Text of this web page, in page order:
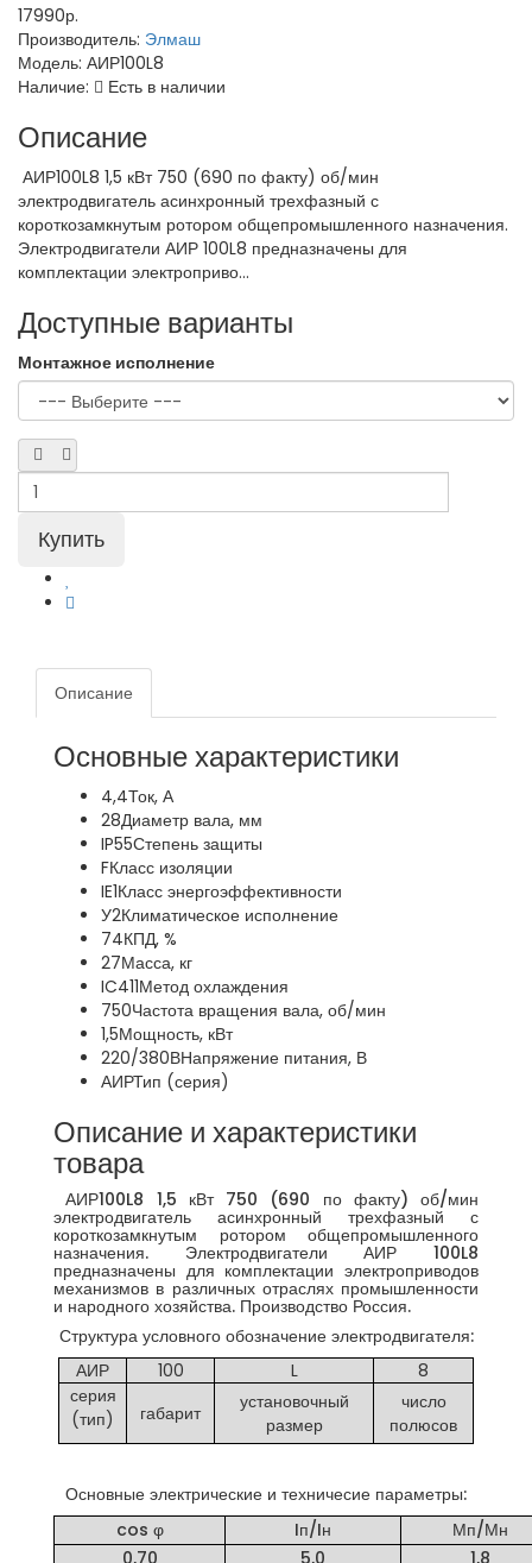
17990р.
Производитель: Элмаш
Модель: АИР100L8
Наличие:
Есть в наличии
Описание
АИР100L8 1,5 кВт 750 (690 по факту) об/мин
электродвигатель асинхронный трехфазный с
короткозамкнутым ротором общепромышленного назначения.
Электродвигатели АИР 100L8 предназначены для
комплектации электроприво...
Доступные варианты
Монтажное исполнение
Описание
Основные характеристики
4,4Ток, А
28Диаметр вала, мм
IP55Степень защиты
FКласс изоляции
IE1Класс энергоэффективности
У2Климатическое исполнение
74КПД, %
27Масса, кг
IC411Метод охлаждения
750Частота вращения вала, об/мин
1,5Мощность, кВт
220/380ВНапряжение питания, В
АИРТип (серия)
Описание и характеристики
товара
АИР100L8 1,5 кВт 750 (690 по факту) об/мин
электродвигатель асинхронный трехфазный с
короткозамкнутым ротором общепромышленного
назначения. Электродвигатели АИР 100L8
предназначены для комплектации электроприводов
механизмов в различных отраслях промышленности
и народного хозяйства. Производство Россия.
Структура условного обозначение электродвигателя:
АИР
100 L
8
серия
(тип)
габарит
установочный
размер
число
полюсов
Основные электрические и техничесие параметры:
cos φ
Iп/Iн
Мп/Мн
0,70
5,0 1,8